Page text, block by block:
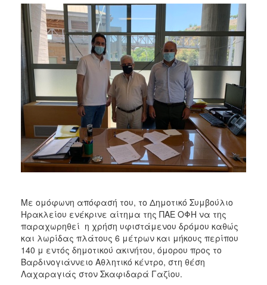
2021
2020
2019
2018
2016
2013
2012
2011
2006
ΤΟΠΟΣ
Με ομόφωνη απόφασή του, το Δημοτικό Συμβούλιο
Ηρακλείου ενέκρινε αίτημα της ΠΑΕ ΟΦΗ να της
παραχωρηθεί η χρήση υφιστάμενου δρόμου καθώς
και λωρίδας πλάτους 6 μέτρων και μήκους περίπου
140 μ εντός δημοτικού ακινήτου, όμορου προς το
Βαρδινογιάννειο Αθλητικό κέντρο, στη θέση
Λαχαραγιάς στον Σκαφιδαρά Γαζίου.